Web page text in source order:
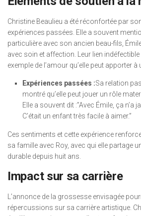
Christine Beaulieu a été réconfortée par
expériences passées. Elle a souvent
particulière avec son ancien beau-fils,
avec soin et affection. Leur lien
exemple de l’amour qu’elle peut apporter à
Expériences passées :Sa relation
montré qu’elle peut jouer un rôle
Elle a souvent dit :”Avec Émile, ça n’a
C’était un enfant très facile à aimer.”
Ces sentiments et cette expérience
sa famille avec Roy, avec qui elle partage
durable depuis huit ans.
Impact sur sa carrière
L’annonce de la grossesse envisagée
répercussions sur sa carrière artistique.